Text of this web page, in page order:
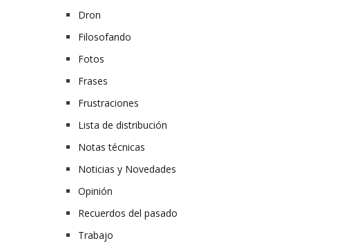
Dron
Filosofando
Fotos
Frases
Frustraciones
Lista de distribución
Notas técnicas
Noticias y Novedades
Opinión
Recuerdos del pasado
Trabajo